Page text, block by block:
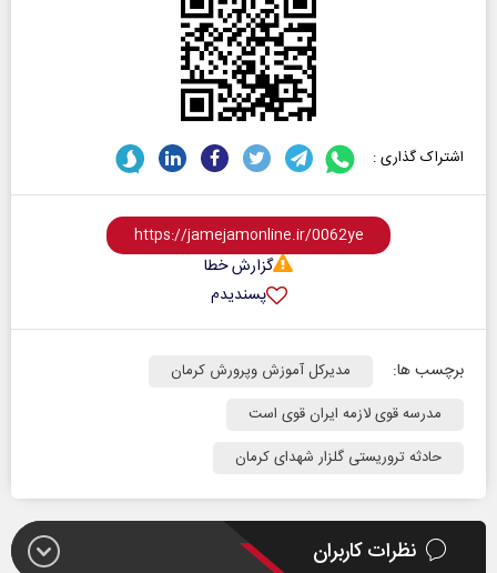
اشتراک گذاری :
گزارش خطا
پسندیدم
برچسب ها:
مدیرکل آموزش وپرورش کرمان
مدرسه قوی لازمه ایران قوی است
حادثه تروریستی گلزار شهدای کرمان
نظرات کاربران